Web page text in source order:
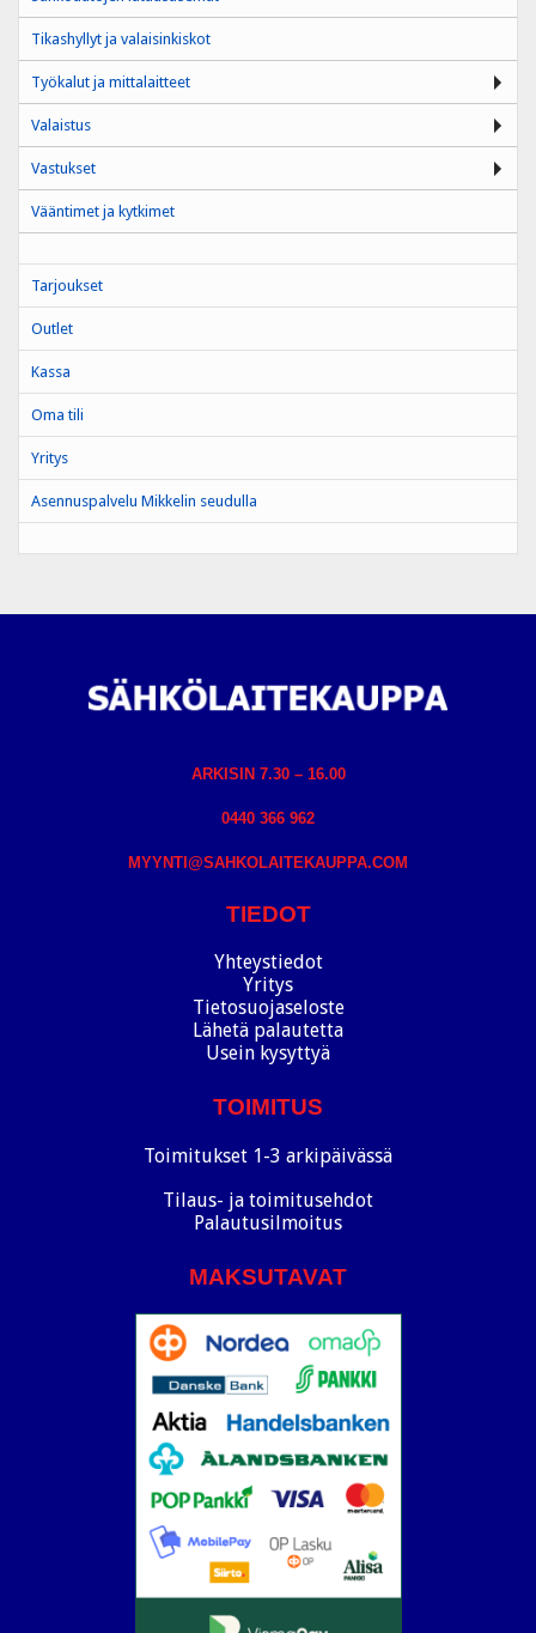
Tikashyllyt ja valaisinkiskot
Työkalut ja mittalaitteet
Valaistus
Vastukset
Vääntimet ja kytkimet
Tarjoukset
Outlet
Kassa
Oma tili
Yritys
Asennuspalvelu Mikkelin seudulla
ARKISIN 7.30 – 16.00
0440 366 962
MYYNTI@SAHKOLAITEKAUPPA.COM
TIEDOT
Yhteystiedot
Yritys
Tietosuojaseloste
Lähetä palautetta
Usein kysyttyä
TOIMITUS
Toimitukset 1-3 arkipäivässä
Tilaus- ja toimitusehdot
Palautusilmoitus
MAKSUTAVAT